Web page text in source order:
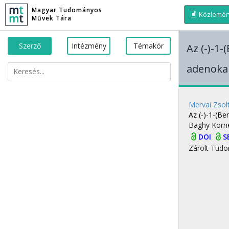
Magyar Tudományos
Művek Tára
Szerző Intézmény Témakör
Az (-)-
Mervai
Az (-)-1-
Baghy
DOI
Zárolt